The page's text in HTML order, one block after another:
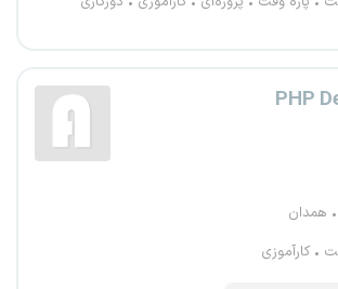
PHP
همدان
کارآموزی